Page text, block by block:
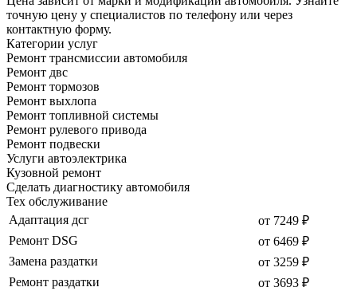
точную цену у специалистов по телефону или через
контактную форму.
Категории услуг
Ремонт трансмиссии автомобиля
Ремонт двс
Ремонт тормозов
Ремонт выхлопа
Ремонт топливной системы
Ремонт рулевого привода
Ремонт подвески
Услуги автоэлектрика
Кузовной ремонт
Сделать диагностику автомобиля
Тех обслуживание
Адаптация дсг
от 7249 ₽
Ремонт DSG
от 6469 ₽
Замена раздатки
от 3259 ₽
Ремонт раздатки
от 3693 ₽